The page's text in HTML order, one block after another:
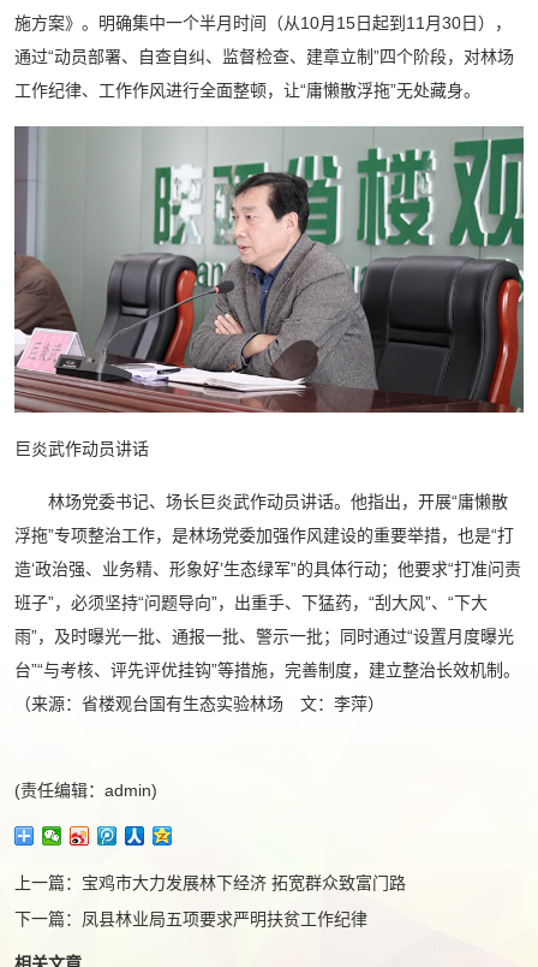
施方案》。明确集中一个半月时间（从10月15日起到11月30日），
通过“动员部署、自查自纠、监督检查、建章立制”四个阶段，对林场
工作纪律、工作作风进行全面整顿，让“庸懒散浮拖”无处藏身。
巨炎武作动员讲话
林场党委书记、场长巨炎武作动员讲话。他指出，开展“庸懒散
浮拖”专项整治工作，是林场党委加强作风建设的重要举措，也是“打
造‘政治强、业务精、形象好’生态绿军”的具体行动；他要求“打准问责
班子”，必须坚持“问题导向”，出重手、下猛药，“刮大风”、“下大
雨”，及时曝光一批、通报一批、警示一批；同时通过“设置月度曝光
台”“与考核、评先评优挂钩”等措施，完善制度，建立整治长效机制。
（来源：省楼观台国有生态实验林场 文：李萍）
(责任编辑：admin)
上一篇： 宝鸡市大力发展林下经济 拓宽群众致富门路
下一篇： 凤县林业局五项要求严明扶贫工作纪律